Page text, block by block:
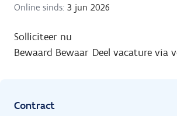
Online sinds: 3 jun 2026
Solliciteer nu
Bewaard Bewaar Deel vacature via
Contract